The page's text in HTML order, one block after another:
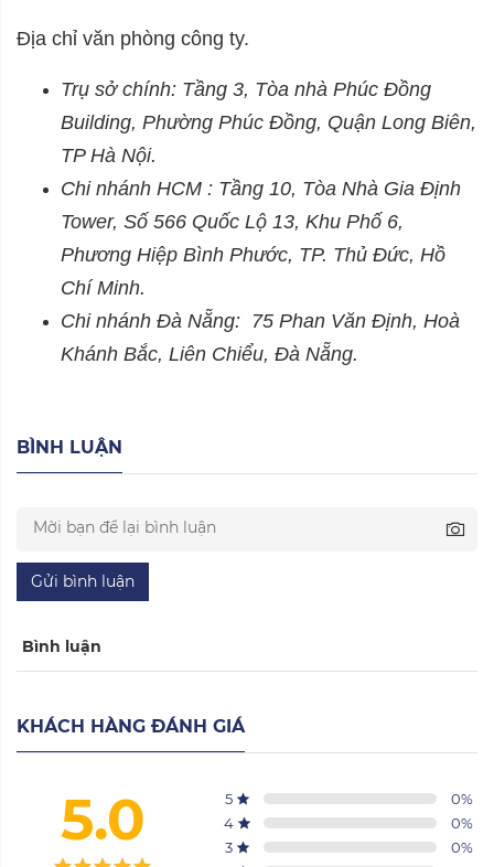
Địa chỉ văn phòng công ty.
Trụ sở chính: Tầng 3, Tòa nhà Phúc Đồng
Building, Phường Phúc Đồng, Quận Long Biên,
TP Hà Nội.
Chi nhánh HCM : Tầng 10, Tòa Nhà Gia Định
Tower, Số 566 Quốc Lộ 13, Khu Phố 6,
Phương Hiệp Bình Phước, TP. Thủ Đức, Hồ
Chí Minh.
Chi nhánh Đà Nẵng: 75 Phan Văn Định, Hoà
Khánh Bắc, Liên Chiểu, Đà Nẵng.
BÌNH LUẬN
Gửi bình luận
Bình luận
KHÁCH HÀNG ĐÁNH GIÁ
5.0 5 0%
4
0%
3
0%